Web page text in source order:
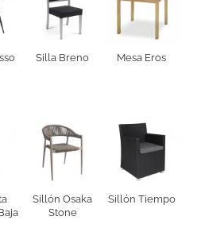
Silla Breno Mesa Eros
Sillón Osaka
Stone
Sillón Tiempo